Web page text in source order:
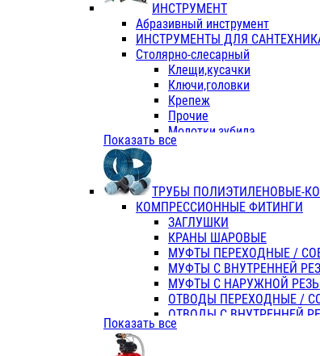
ИНСТРУМЕНТ
Абразивный инструмент
ИНСТРУМЕНТЫ ДЛЯ
Столярно-слесарный
Клещи,кусачки
Ключи,головки
Крепеж
Прочие
Молотки,зубила
Отвертки
Хоз. инвентарь
ЭЛ. ИНСТРУМЕНТ OASIS
Показать все
ТРУБЫ ПОЛИЭТИЛЕНОВЫЕ-
КОМПРЕССИОННЫЕ ФИТИНГИ
ЗАГЛУШКИ
КРАНЫ ШАРОВЫЕ
МУФТЫ ПЕРЕХОДНЫЕ /
МУФТЫ С ВНУТРЕННЕЙ
МУФТЫ С НАРУЖНОЙ
ОТВОДЫ ПЕРЕХОДНЫЕ /
ОТВОДЫ С ВНУТРЕННЕЙ
ОТВОДЫ С НАРУЖНОЙ
Показать все